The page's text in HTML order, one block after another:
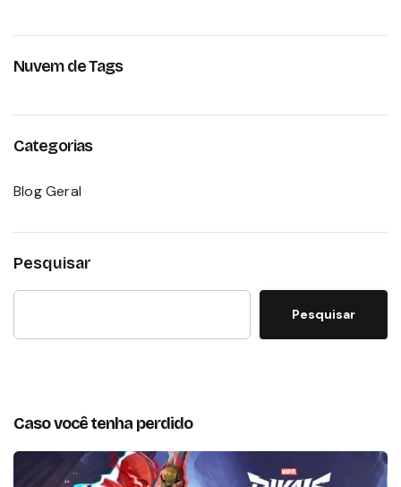
Nuvem de Tags
Categorias
Blog Geral
Pesquisar
Pesquisar
Caso você tenha perdido